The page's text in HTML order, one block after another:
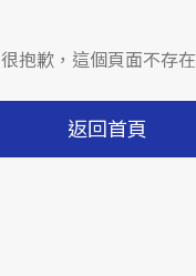
很抱歉，這個頁面不存在
返回首頁